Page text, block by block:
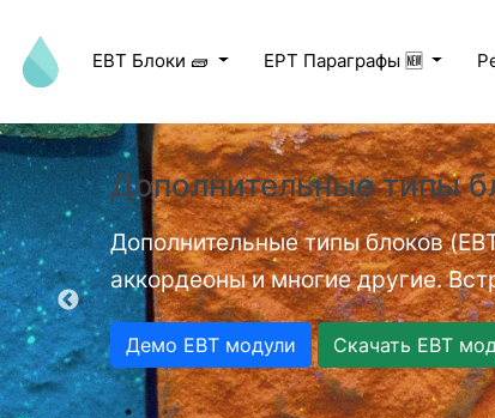
EBT Блоки 🧱 EPT Параграфы 🆕
videos.
Дополнительные типы
Дополнительные типы блоков
аккордеоны и многие другие.
Демо EBT модули Скачать EBT